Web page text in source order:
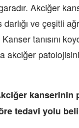
Akciğer
darlığı ve çeşitli
tanısını
akciğer patolojisini
kanserinin
tedavi yolu